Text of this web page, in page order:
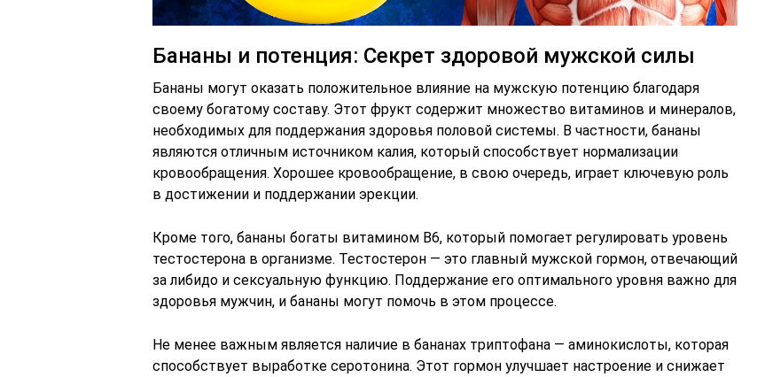
Бананы и потенция: Секрет здоровой мужской силы
Бананы могут оказать положительное влияние на мужскую потенцию благодаря
своему богатому составу. Этот фрукт содержит множество витаминов и минералов,
необходимых для поддержания здоровья половой системы. В частности, бананы
являются отличным источником калия, который способствует нормализации
кровообращения. Хорошее кровообращение, в свою очередь, играет ключевую роль
в достижении и поддержании эрекции.
Кроме того, бананы богаты витамином B6, который помогает регулировать уровень
тестостерона в организме. Тестостерон — это главный мужской гормон, отвечающий
за либидо и сексуальную функцию. Поддержание его оптимального уровня важно для
здоровья мужчин, и бананы могут помочь в этом процессе.
Не менее важным является наличие в бананах триптофана — аминокислоты, которая
способствует выработке серотонина. Этот гормон улучшает настроение и снижает